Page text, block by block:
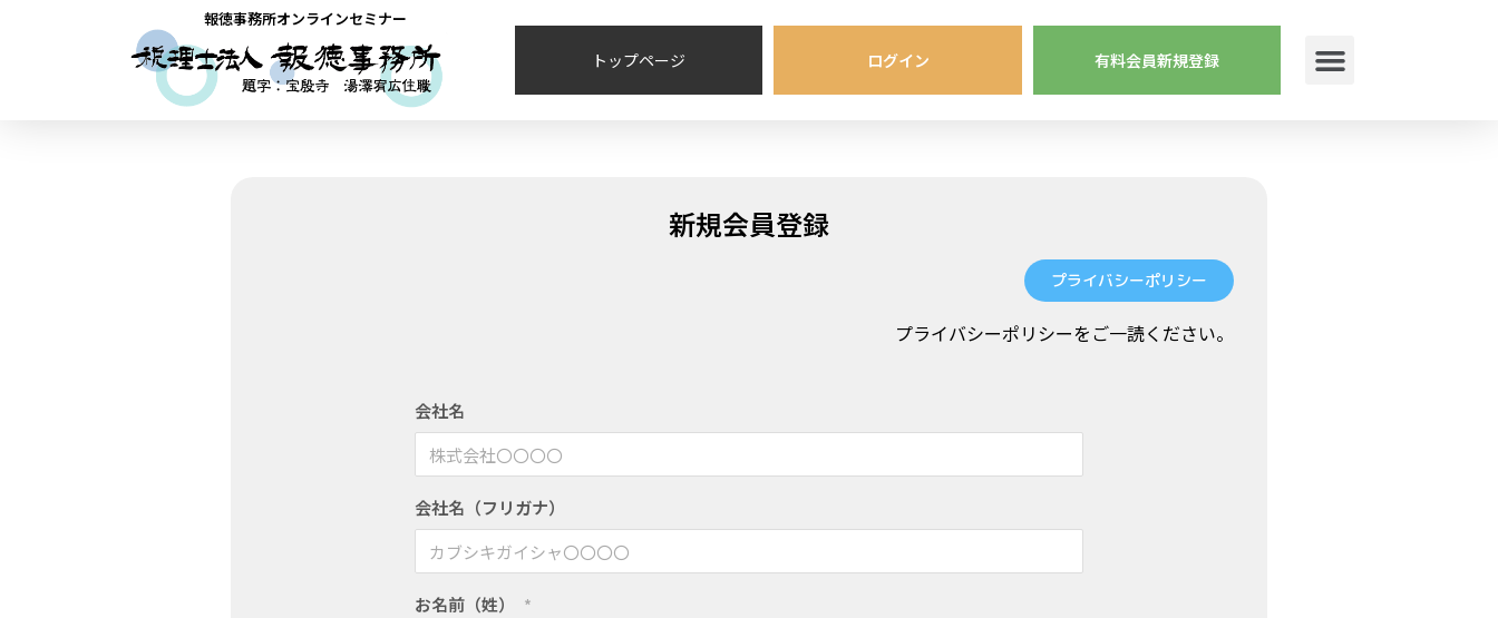
報徳事務所オンラインセミナー
トップページ ログイン 有料会員新規登録
新規会員登録
プライバシーポリシー
プライバシーポリシーをご一読ください。
会社名
会社名（フリガナ）
お名前（姓） *